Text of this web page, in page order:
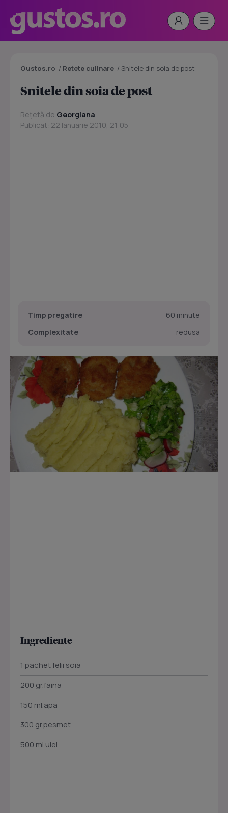
Gustos.ro / Retete culinare / Snitele din soia de post
Snitele din soia de post
Rețetă de Georgiana
Publicat: 22 Ianuarie 2010, 21:05
Timp pregatire
60 minute
Complexitate
redusa
Ingrediente
1 pachet felii soia
200 gr.faina
150 ml.apa
300 gr.pesmet
500 ml.ulei